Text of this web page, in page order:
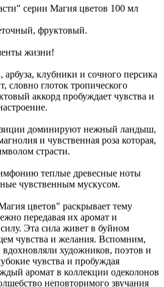
серии Магия цветов 100 мл
фруктовый.
жизни!
клубники и сочного персика
словно глоток тропического
аккорд пробуждает чувства и
доминируют нежный ландыш,
и чувственная роза которая,
страсти.
теплые древесные ноты
чувственным мускусом.
цветов" раскрывает тему
передавая их аромат и
Эта сила живет в буйном
чувства и желания. Вспомним,
художников, поэтов и
чувства и пробуждая
аромат в коллекции одеколонов
неповторимого звучания